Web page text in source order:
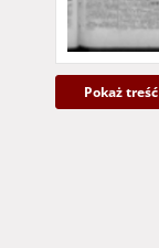
Pokaż treść